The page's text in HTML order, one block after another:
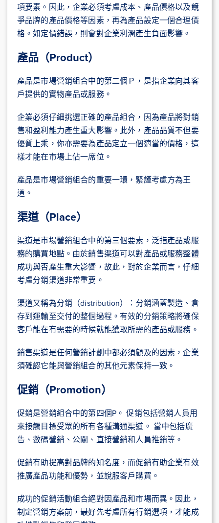
項要素。因此，企業必須考慮成本、產品價格以及競
爭品牌的產品價格等因素，再為產品設定一個合理價
格。如定價錯誤，則會對企業利潤產生負面影響。
產品（Product）
產品是市場營銷組合中的第二個Ｐ，是指企業向其客
戶提供的實物產品或服務。
企業必須仔細挑選正確的產品組合，因為產品將對銷
售和盈利能力產生重大影響。此外，產品品質不但要
優質上乘，你亦需要為產品定立一個適當的價格，這
樣才能在市場上佔一席位。
產品是市場營銷組合的重要一環，緊謹考慮方為王
道。
渠道（Place）
渠道是市場營銷組合中的第三個要素，泛指產品或服
務的購買地點。由於銷售渠道可以對產品或服務整體
成功與否產生重大影響，故此，對於企業而言，仔細
考慮分銷渠道非常重要。
渠道又稱為分銷（distribution）：分銷涵蓋製造、倉
存到運輸至交付的整個過程。有效的分銷策略將確保
客戶能在有需要的時候就能獲取所需的產品或服務。
銷售渠道是任何營銷計劃中都必須顧及的因素，企業
須確認它能與營銷組合的其他元素保持一致。
促銷（Promotion）
促銷是營銷組合中的第四個P。 促銷包括營銷人員用
來接觸目標受眾的所有各種溝通渠道。 當中包括廣
告、數碼營銷、公關、直接營銷和人員推銷等。
促銷有助提高對品牌的知名度，而促銷有助企業有效
推廣產品功能和優勢，並說服客戶購買。
成功的促銷活動組合絕對因產品和市場而異。因此，
制定營銷方案前，最好先考慮所有行銷選項，才能成